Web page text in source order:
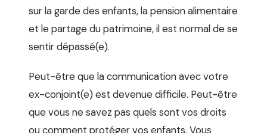
sur la garde des enfants, la pension alimentaire
et le partage du patrimoine, il est normal de se
sentir dépassé(e).
Peut-être que la communication avec votre
ex-conjoint(e) est devenue difficile. Peut-être
que vous ne savez pas quels sont vos droits
ou comment protéger vos enfants. Vous